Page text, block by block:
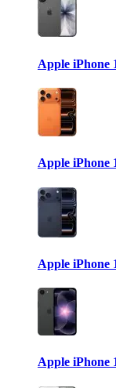
Apple iPhone
Apple iPhone
Apple iPhone
Apple iPhone